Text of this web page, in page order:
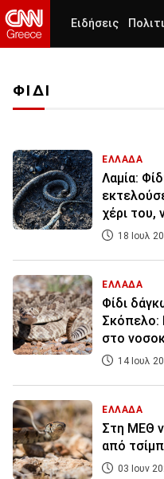
Ειδήσεις
ΦΙΔΙ
ΕΛΛΑΔΑ
Λαμία:
χέρι του,
18 Ιουλ
ΕΛΛΑΔΑ
Φίδι
Σκόπελο:
στο
14 Ιουλ
ΕΛΛΑΔΑ
Στη ΜΕΘ
από
03 Ιουν